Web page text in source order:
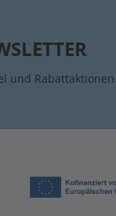
und Rabattaktionen.